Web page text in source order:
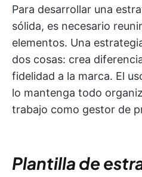
Para desarrollar una
sólida, es necesario
elementos. Una
dos cosas: crea
fidelidad a la marca. El
lo mantenga todo
trabajo como gestor de
Plantilla de